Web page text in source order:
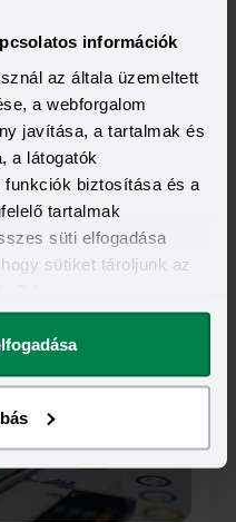
információk
az általa üzemeltett
a webforgalom
javítása, a tartalmak és
a látogatók
biztosítása és a
tartalmak
süti elfogadása
sütiket tároljunk az
hiteleknél,
történelmi csúcsot
Az újonnan kötött
a kihelyezett
már az év első öt